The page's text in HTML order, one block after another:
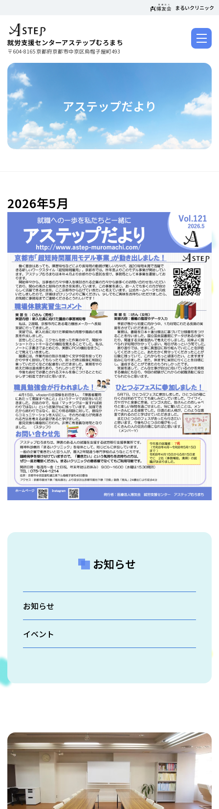
まるいクリニック
就労支援センターアステップむろまち
〒604-8165 京都府京都市中京区烏帽子屋町493
アステップだより
2026年5月
お知らせ
お知らせ
イベント